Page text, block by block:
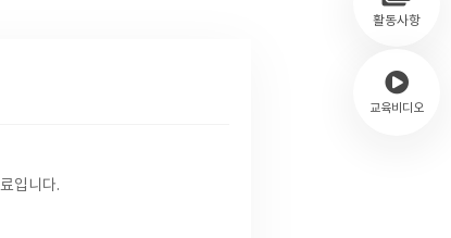
활동사항
교육비디오
입니다.